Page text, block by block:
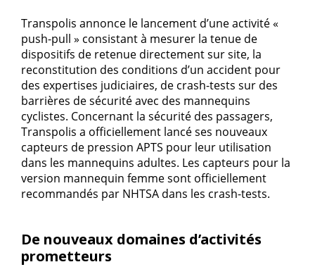
Transpolis annonce le lancement d’une activité «
push-pull » consistant à mesurer la tenue de
dispositifs de retenue directement sur site, la
reconstitution des conditions d’un accident pour
des expertises judiciaires, de crash-tests sur des
barrières de sécurité avec des mannequins
cyclistes. Concernant la sécurité des passagers,
Transpolis a officiellement lancé ses nouveaux
capteurs de pression APTS pour leur utilisation
dans les mannequins adultes. Les capteurs pour la
version mannequin femme sont officiellement
recommandés par NHTSA dans les crash-tests.
De nouveaux domaines d’activités
prometteurs